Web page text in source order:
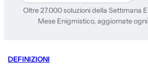
Oltre 27.000 soluzioni della Settimana
Mese Enigmistico, aggiornate
DEFINIZIONI